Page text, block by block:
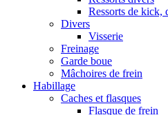
Ressorts de kick,
Divers
Visserie
Freinage
Garde boue
Mâchoires de frein
Habillage
Caches et flasques
Flasque de frein